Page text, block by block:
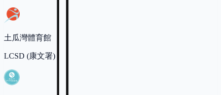
土瓜灣體育館
LCSD (康文署)